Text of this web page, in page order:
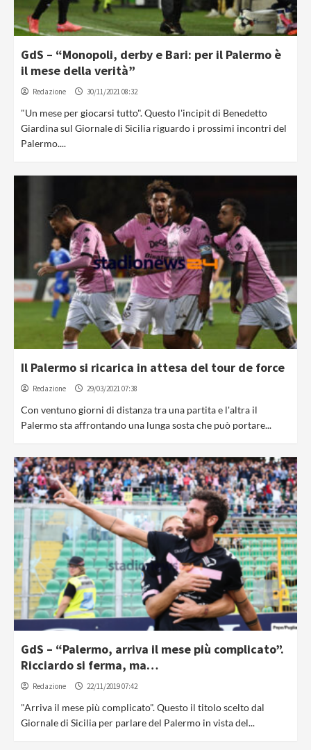
GdS – “Monopoli, derby e Bari: per il Palermo è
il mese della verità”
Redazione 30/11/2021 08:32
"Un mese per giocarsi tutto". Questo l'incipit di Benedetto
Giardina sul Giornale di Sicilia riguardo i prossimi incontri del
Palermo....
Il Palermo si ricarica in attesa del tour de force
Redazione 29/03/2021 07:38
Con ventuno giorni di distanza tra una partita e l'altra il
Palermo sta affrontando una lunga sosta che può portare...
GdS – “Palermo, arriva il mese più complicato”.
Ricciardo si ferma, ma…
Redazione 22/11/2019 07:42
"Arriva il mese più complicato". Questo il titolo scelto dal
Giornale di Sicilia per parlare del Palermo in vista del...